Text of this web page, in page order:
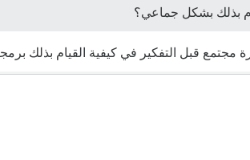
مجتمع قبل التفكير في كيفية القيام بذلك